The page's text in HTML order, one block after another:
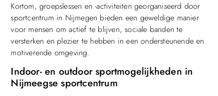
Kortom, groepslessen en -activiteiten georganiseerd door
sportcentrum in Nijmegen bieden een geweldige manier
voor mensen om actief te blijven, sociale banden te
versterken en plezier te hebben in een ondersteunende en
motiverende omgeving.
Indoor- en outdoor sportmogelijkheden in
Nijmeegse sportcentrum